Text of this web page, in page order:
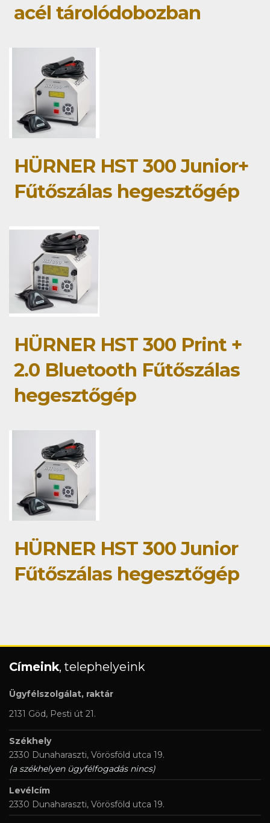
acél tárolódobozban
HÜRNER HST 300 Junior+
Fűtőszálas hegesztőgép
HÜRNER HST 300 Print +
2.0 Bluetooth Fűtőszálas
hegesztőgép
HÜRNER HST 300 Junior
Fűtőszálas hegesztőgép
Címeink, telephelyeink
Ügyfélszolgálat, raktár
2131 Göd, Pesti út 21.
Székhely
2330 Dunaharaszti, Vörösföld utca 19.
(a székhelyen ügyfélfogadás nincs)
Levélcím
2330 Dunaharaszti, Vörösföld utca 19.